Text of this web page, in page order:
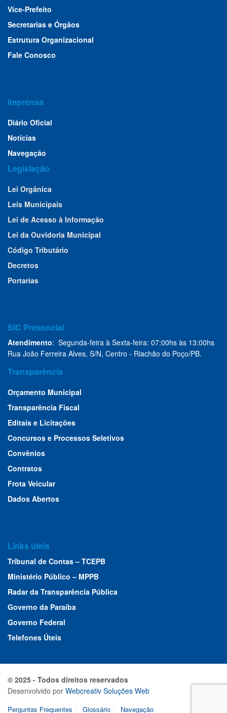
Vice-Prefeito
Secretarias e Órgãos
Estrutura Organizacional
Fale Conosco
Imprensa
Diário Oficial
Notícias
Navegação
Legislação
Lei Orgânica
Leis Municipais
Lei de Acesso à Informação
Lei da Ouvidoria Municipal
Código Tributário
Decretos
Portarias
SIC Presencial
Atendimento: Segunda-feira à Sexta-feira: 07:00hs às 13:00hs
Rua João Ferreira Alves, S/N, Centro - Riachão do Poço/PB.
Transparência
Orçamento Municipal
Transparência Fiscal
Editais e Licitações
Concursos e Processos Seletivos
Convênios
Contratos
Frota Veicular
Dados Abertos
Links úteis
Tribunal de Contas – TCEPB
Ministério Público – MPPB
Radar da Transparência Pública
Governo da Paraíba
Governo Federal
Telefones Úteis
© 2025 - Todos direitos reservados
Desenvolvido por Webcreativ Soluções Web
Perguntas Frequentes Glossário Navegação